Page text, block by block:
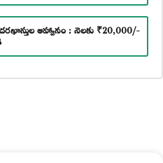
ఆహ్వానం : నెలకు ₹20,000/-